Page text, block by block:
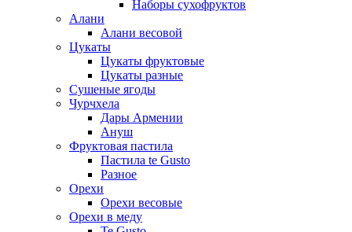
Наборы сухофруктов
Алани
Алани весовой
Цукаты
Цукаты фруктовые
Цукаты разные
Сушеные ягоды
Чурчхела
Дары Армении
Ануш
Фруктовая пастила
Пастила te Gusto
Разное
Орехи
Орехи весовые
Орехи в меду